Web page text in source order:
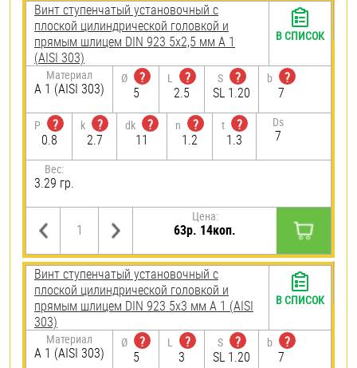
Винт ступенчатый установочный с
плоской цилиндрической головкой и
прямым шлицем DIN 923 5х2,5 мм А 1
(AISI 303)
Материал
А 1 (AISI 303)
Ø
?
5
L
?
2.5
S
?
SL 1.20
b
?
7
P
?
0.8
k
?
2.7
dk
?
11
n
?
1.2
t
?
1.3
Ds
7
Вес:
3.29 гр.
Цена:
63р. 14коп.
В СПИСОК
Винт ступенчатый установочный с
плоской цилиндрической головкой и
прямым шлицем DIN 923 5х3 мм А 1 (AISI
303)
Материал
А 1 (AISI 303)
Ø
?
5
L
?
3
S
?
SL 1.20
b
?
7
В СПИСОК